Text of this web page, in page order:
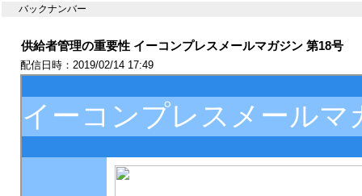
バックナンバー
供給者管理の重要性 イーコンプレスメールマガジン 第18号
配信日時：2019/02/14 17:49